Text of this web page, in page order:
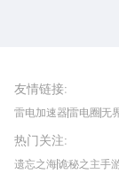
友情链接:
雷电加速器雷电圈无
我爱vr网华军软件园
热门关注:
遗忘之海诡秘之主手